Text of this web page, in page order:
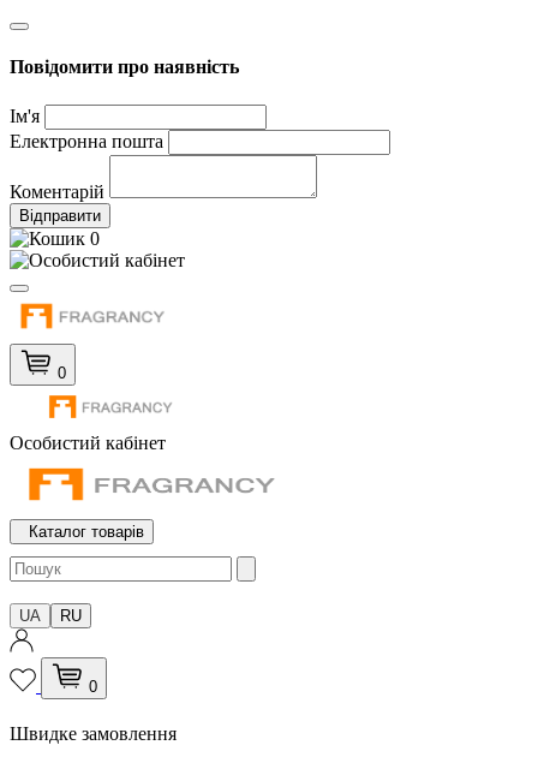
Повідомити про наявність
Ім'я
Електронна пошта
Коментарій
Відправити
0
0
Особистий кабінет
Каталог товарів
UA RU
0
Швидке замовлення